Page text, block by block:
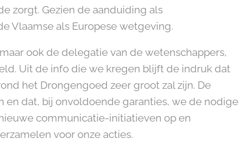
zorgt. Gezien de aanduiding als
Vlaamse als Europese wetgeving.
ook de delegatie van de wetenschappers,
Uit de info die we kregen blijft de indruk dat
het Drongengoed zeer groot zal zijn. De
en dat, bij onvoldoende garanties, we de nodige
communicatie-initiatieven op en
voor onze acties.